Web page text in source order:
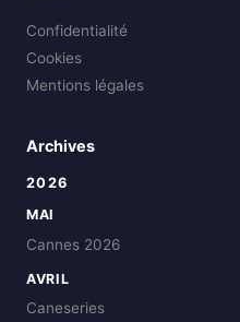
Confidentialité
Cookies
Mentions légales
Archives
2026
MAI
Cannes 2026
AVRIL
Caneseries